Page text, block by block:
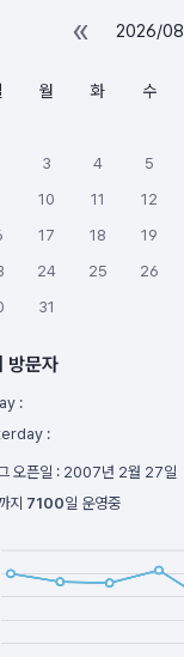
« 2026/08
월 화 수
3 4 5
10 11 12
17 18 19
24 25 26
31
방문자
:
:
오픈일 : 2007년 2월 27일
지 7100일 운영중